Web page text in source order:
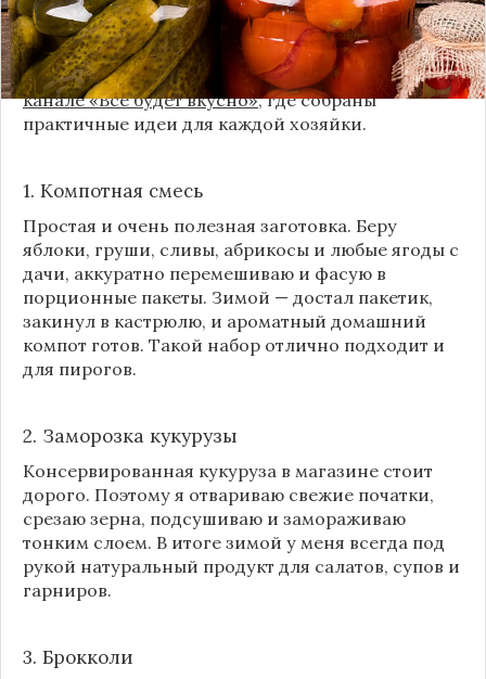
Сегодня я делюсь своими любимыми рецептами
без банок и долгих стерилизаций. Подробнее и с
пошаговыми инструкциями их можно найти на
канале «Все будет вкусно», где собраны
практичные идеи для каждой хозяйки.
1. Компотная смесь
Простая и очень полезная заготовка. Беру
яблоки, груши, сливы, абрикосы и любые ягоды с
дачи, аккуратно перемешиваю и фасую в
порционные пакеты. Зимой — достал пакетик,
закинул в кастрюлю, и ароматный домашний
компот готов. Такой набор отлично подходит и
для пирогов.
2. Заморозка кукурузы
Консервированная кукуруза в магазине стоит
дорого. Поэтому я отвариваю свежие початки,
срезаю зерна, подсушиваю и замораживаю
тонким слоем. В итоге зимой у меня всегда под
рукой натуральный продукт для салатов, супов и
гарниров.
3. Брокколи